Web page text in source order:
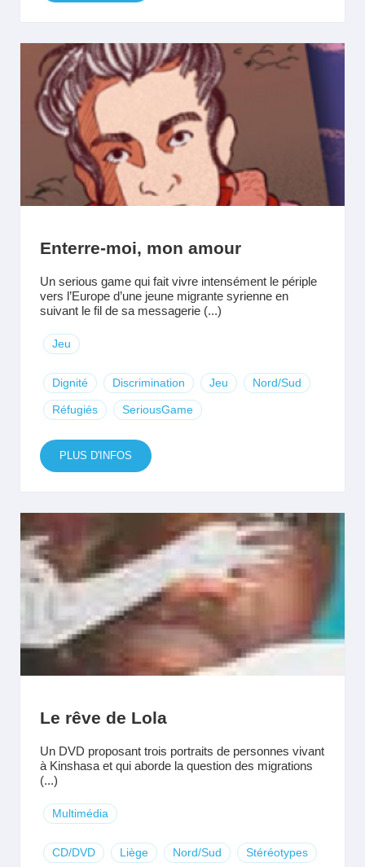
Enterre-moi, mon amour
Un serious game qui fait vivre intensément le périple
vers l’Europe d’une jeune migrante syrienne en
suivant le fil de sa messagerie (...)
Jeu
Dignité Discrimination Jeu Nord/Sud
Réfugiés SeriousGame
PLUS D'INFOS
Le rêve de Lola
Un DVD proposant trois portraits de personnes vivant
à Kinshasa et qui aborde la question des migrations
(...)
Multimédia
CD/DVD Liège Nord/Sud Stéréotypes